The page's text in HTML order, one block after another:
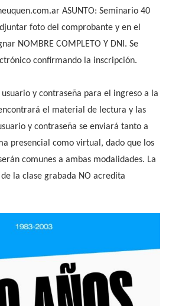
ASUNTO: Seminario 40
foto del comprobante y en el
NOMBRE COMPLETO Y DNI. Se
confirmando la inscripción.
y contraseña para el ingreso a la
el material de lectura y las
y contraseña se enviará tanto a
presencial como virtual, dado que los
comunes a ambas modalidades. La
la clase grabada NO acredita